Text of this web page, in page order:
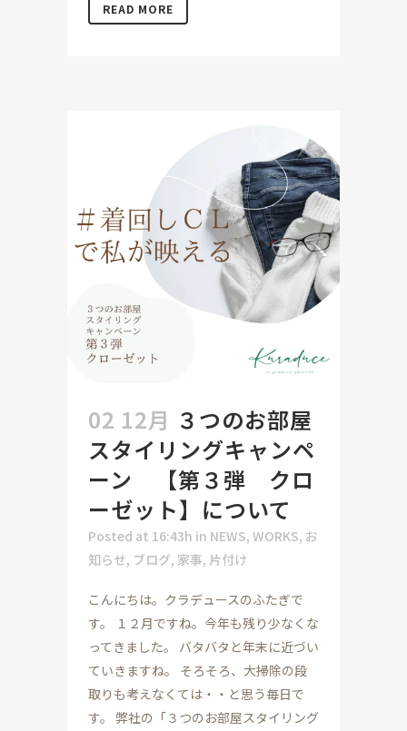
READ MORE
02 12月 ３つのお部屋
スタイリングキャンペ
ーン 【第３弾 クロ
ーゼット】について
Posted at 16:43h in NEWS, WORKS, お
知らせ, ブログ, 家事, 片付け
こんにちは。クラデュースのふたぎで
す。 １２月ですね。今年も残り少なくな
ってきました。 バタバタと年末に近づい
ていきますね。 そろそろ、大掃除の段
取りも考えなくては・・と思う毎日で
す。 弊社の「３つのお部屋スタイリング